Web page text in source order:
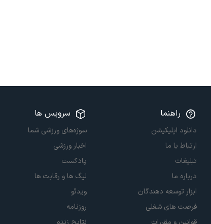
راهنما
دانلود اپلیکیشن
ارتباط با ما
تبلیغات
درباره ما
ابزار توسعه دهندگان
فرصت های شغلی
سرویس ها
سوژه‌های ورزشی شما
اخبار ورزشی
پادکست
لیگ ها و رقابت ها
ویدئو
روزنامه